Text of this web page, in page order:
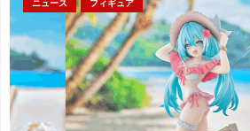
ニュース フィギュア